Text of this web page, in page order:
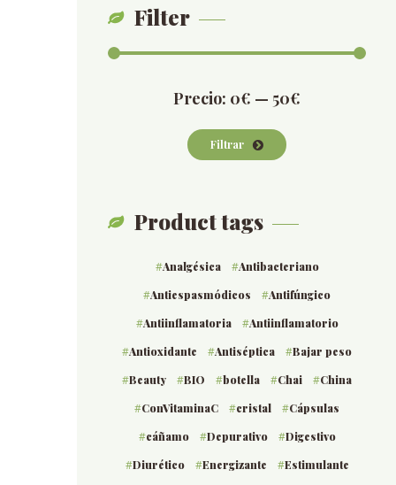
Filter
Filtrar
Precio: 0€ — 50€
Product tags
Analgésica
Antibacteriano
Antiespasmódicos
Antifúngico
Antiinflamatoria
Antiinflamatorio
Antioxidante
Antiséptica
Bajar peso
Beauty
BIO botella Chai
China
ConVitaminaC
cristal
Cápsulas
cáñamo
Depurativo
Digestivo
Diurético
Energizante
Estimulante